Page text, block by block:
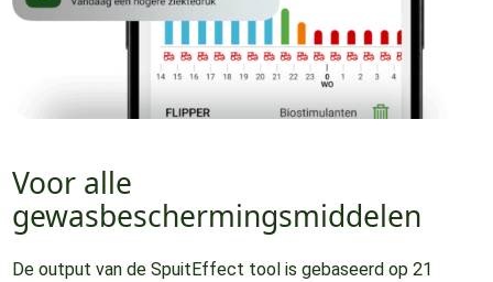
Voor alle
gewasbeschermingsmiddelen
De output van de SpuitEffect tool is gebaseerd op 21